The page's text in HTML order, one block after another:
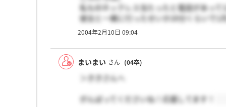
私もIDネックレス当たったと電話があって
彼女と一緒に行ったせいか20分くらいで1
1月に出来上がりましたと連絡を受けて、
過去ログを見るとあまり良い会社じゃな
2004年2月10日 09:04
まいまい さん (04卒)
＞ききさんへ
がんばってくださいね！応援してます！